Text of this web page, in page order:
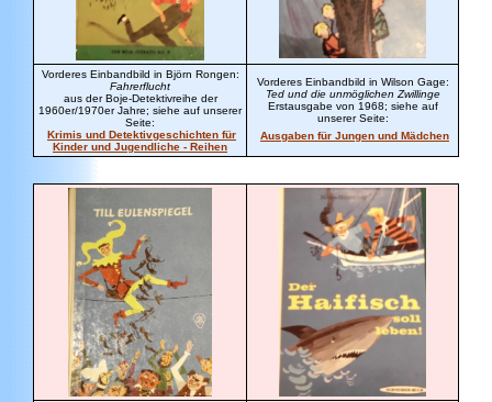
Vorderes Einbandbild in Björn Rongen:
Fahrerflucht
aus der Boje-Detektivreihe der
1960er/1970er Jahre; siehe auf unserer
Seite:
Krimis und Detektivgeschichten für
Kinder und Jugendliche - Reihen
Vorderes Einbandbild in Wilson Gage:
Ted und die unmöglichen Zwillinge
Erstausgabe von 1968; siehe auf
unserer Seite:
Ausgaben für Jungen und Mädchen